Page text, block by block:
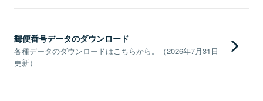
郵便番号データのダウンロード
各種データのダウンロードはこちらから。（2026年7月31日
更新）